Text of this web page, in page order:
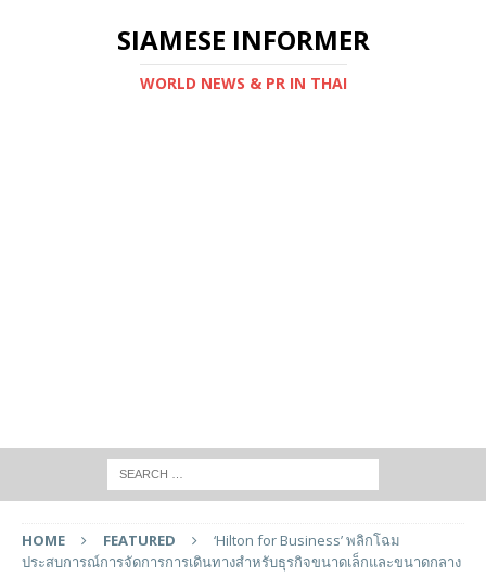
SIAMESE INFORMER
WORLD NEWS & PR IN THAI
HOME FEATURED
‘Hilton for Business’ พลิกโฉม
ประสบการณ์การจัดการการเดินทางสำหรับธุรกิจขนาดเล็กและขนาดกลาง